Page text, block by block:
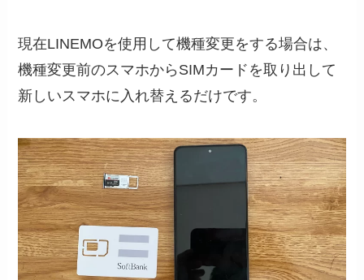
現在LINEMOを使用して機種変更をする場合は、
機種変更前のスマホからSIMカードを取り出して
新しいスマホに入れ替えるだけです。